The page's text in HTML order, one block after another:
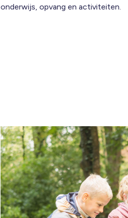
onderwijs, opvang en activiteiten.